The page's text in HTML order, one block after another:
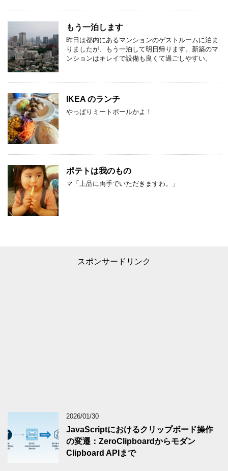
もう一泊します
昨日は都内にあるマンションのゲストルームに泊ま
りましたが、もう一泊して明日帰ります。新築のマ
ンションはキレイで設備も良くて過ごしやすい。
IKEA のランチ
やっぱりミートボールかよ！
ポテトは我のもの
マ「上品に両手でいただきますわ。」
スポンサードリンク
2026/01/30
JavaScriptにおけるクリップボード操作
の変遷：ZeroClipboardからモダン
Clipboard APIまで